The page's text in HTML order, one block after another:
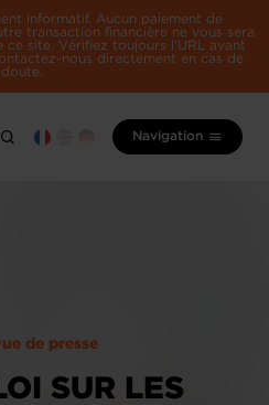
informatif. Aucun paiement de
transaction financière ne vous sera
ce site. Vérifiez toujours l'URL avant
nous directement en cas de
doute.
Navigation
de presse
SUR LES